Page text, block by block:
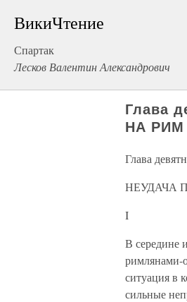
ВикиЧтение
Спартак
Лесков Валентин Александрович
Глава
НА РИМ
Глава
НЕУДАЧА
I
В середине
римлянами-
ситуация в
сильные